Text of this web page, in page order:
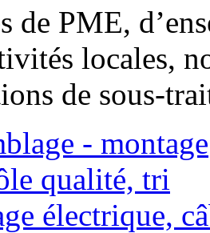
de PME,
locales,
de sous-
- montage
qualité, tri
électrique,